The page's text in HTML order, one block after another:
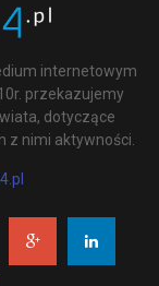
internetowym
przekazujemy
dotyczące
z nimi aktywności.